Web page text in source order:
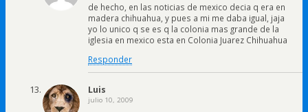
de hecho, en las noticias de mexico decia q era en
madera chihuahua, y pues a mi me daba igual, jaja
yo lo unico q se es q la colonia mas grande de la
iglesia en mexico esta en Colonia Juarez Chihuahua
Responder
Luis
julio 10, 2009